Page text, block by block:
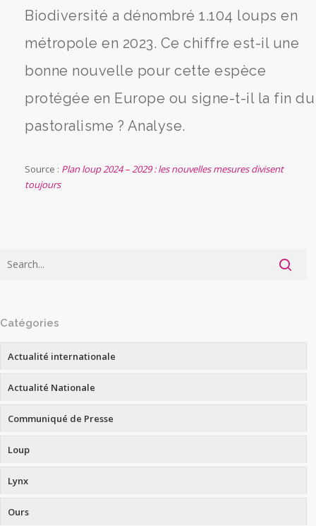
Biodiversité a dénombré 1.104 loups en
métropole en 2023. Ce chiffre est-il une
bonne nouvelle pour cette espèce
protégée en Europe ou signe-t-il la fin du
pastoralisme ? Analyse.
Source : Plan loup 2024 – 2029 : les nouvelles mesures divisent
toujours
Catégories
Actualité internationale
Actualité Nationale
Communiqué de Presse
Loup
Lynx
Ours